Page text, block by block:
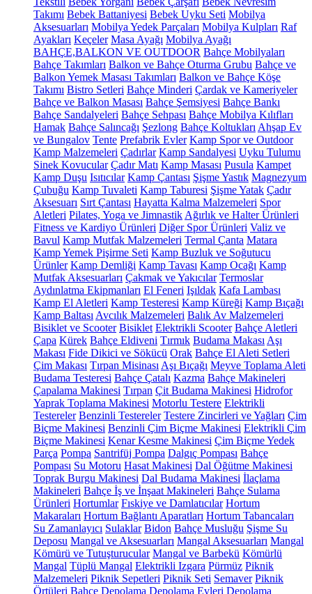
Takımı Bebek Battaniyesi Bebek Uyku Seti Mobilya
Aksesuarları Mobilya Yedek Parçaları Mobilya Kulpları Raf
Ayakları Keçeler Masa Ayağı Mobilya Ayağı
BAHÇE,BALKON VE OUTDOOR Bahçe Mobilyaları
Bahçe Takımları Balkon ve Bahçe Oturma Grubu Bahçe ve
Balkon Yemek Masası Takımları Balkon ve Bahçe Köşe
Takımı Bistro Setleri Bahçe Minderi Çardak ve Kameriyeler
Bahçe ve Balkon Masası Bahçe Şemsiyesi Bahçe Bankı
Bahçe Sandalyeleri Bahçe Sehpası Bahçe Mobilya Kılıfları
Hamak Bahçe Salıncağı Şezlong Bahçe Koltukları Ahşap Ev
ve Bungalov Tente Prefabrik Evler Kamp Spor ve Outdoor
Kamp Malzemeleri Çadırlar Kamp Sandalyesi Uyku Tulumu
Sinek Kovucular Çadır Matı Kamp Masası Pusula Kampet
Kamp Duşu Isıtıcılar Kamp Çantası Şişme Yastık Magnezyum
Çubuğu Kamp Tuvaleti Kamp Taburesi Şişme Yatak Çadır
Aksesuarı Sırt Çantası Hayatta Kalma Malzemeleri Spor
Aletleri Pilates, Yoga ve Jimnastik Ağırlık ve Halter Ürünleri
Fitness ve Kardiyo Ürünleri Diğer Spor Ürünleri Valiz ve
Bavul Kamp Mutfak Malzemeleri Termal Çanta Matara
Kamp Yemek Pişirme Seti Kamp Buzluk ve Soğutucu
Ürünler Kamp Demliği Kamp Tavası Kamp Ocağı Kamp
Mutfak Aksesuarları Çakmak ve Yakıcılar Termoslar
Aydınlatma Ekipmanları El Feneri Işıldak Kafa Lambası
Kamp El Aletleri Kamp Testeresi Kamp Küreği Kamp Bıçağı
Kamp Baltası Avcılık Malzemeleri Balık Av Malzemeleri
Bisiklet ve Scooter Bisiklet Elektrikli Scooter Bahçe Aletleri
Çapa Kürek Bahçe Eldiveni Tırmık Budama Makası Aşı
Makası Fide Dikici ve Sökücü Orak Bahçe El Aleti Setleri
Çim Makası Tırpan Misinası Aşı Bıçağı Meyve Toplama Aleti
Budama Testeresi Bahçe Çatalı Kazma Bahçe Makineleri
Çapalama Makinesi Tırpan Çit Budama Makinesi Hidrofor
Yaprak Toplama Makinesi Motorlu Testere Elektrikli
Testereler Benzinli Testereler Testere Zincirleri ve Yağları Çim
Biçme Makinesi Benzinli Çim Biçme Makinesi Elektrikli Çim
Biçme Makinesi Kenar Kesme Makinesi Çim Biçme Yedek
Parça Pompa Santrifüj Pompa Dalgıç Pompası Bahçe
Pompası Su Motoru Hasat Makinesi Dal Öğütme Makinesi
Toprak Burgu Makinesi Dal Budama Makinesi İlaçlama
Makineleri Bahçe İş ve İnşaat Makineleri Bahçe Sulama
Ürünleri Hortumlar Fıskiye ve Damlatıcılar Hortum
Makaraları Hortum Bağlantı Aparatları Hortum Tabancaları
Su Zamanlayıcı Sulaklar Bidon Bahçe Musluğu Şişme Su
Deposu Mangal ve Aksesuarları Mangal Aksesuarları Mangal
Kömürü ve Tutuşturucular Mangal ve Barbekü Kömürlü
Mangal Tüplü Mangal Elektrikli Izgara Pürmüz Piknik
Malzemeleri Piknik Sepetleri Piknik Seti Semaver Piknik
Örtüleri Bahçe Depolama Depolama Evleri Depolama